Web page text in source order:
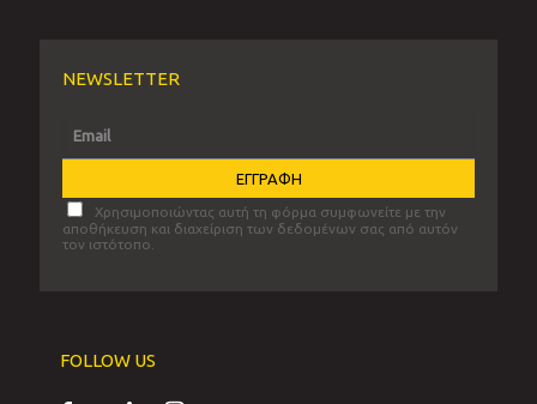
NEWSLETTER
Χρησιμοποιώντας αυτή τη φόρμα συμφωνείτε με την
αποθήκευση και διαχείριση των δεδομένων σας από αυτόν
τον ιστότοπο.
FOLLOW US